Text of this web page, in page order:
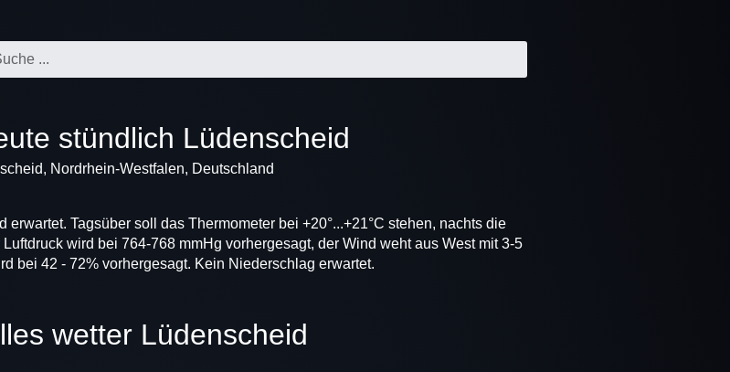
stündlich Lüdenscheid
Nordrhein-Westfalen, Deutschland
Tagsüber soll das Thermometer bei +20°...+21°C stehen, nachts die
wird bei 764-768 mmHg vorhergesagt, der Wind weht aus West mit 3-5
bei 42 - 72% vorhergesagt. Kein Niederschlag erwartet.
wetter Lüdenscheid